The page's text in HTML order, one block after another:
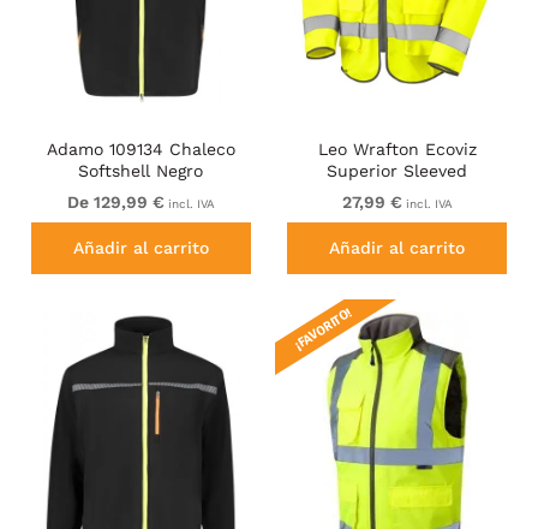
Adamo 109134 Chaleco
Softshell Negro
De 129,99 € incl. IVA
Añadir al carrito
Leo Wrafton Ecoviz
Superior Sleeved
Waistcoat Hi-Vis Yellow
27,99 € incl. IVA
Añadir al carrito
¡FAVORITO!